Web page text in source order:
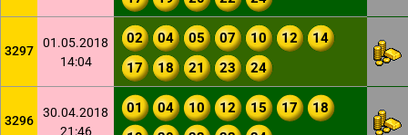
3297
01.05.2018
14:04
02 04 05 07 10 12
14
17
18 21 23 24
3296
30.04.2018
21:46
01 04 10 12 15 17
18